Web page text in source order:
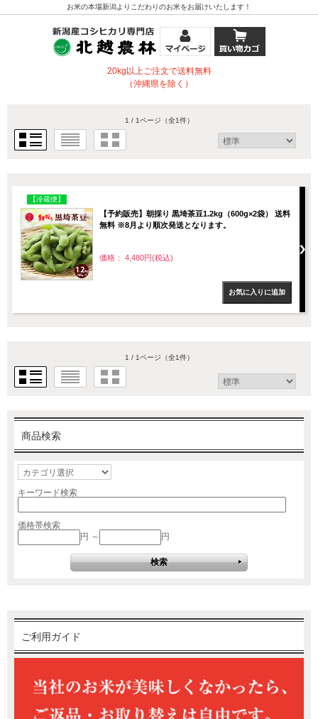
お米の本場新潟よりこだわりのお米をお届けいたします！
20kg以上ご注文で送料無料
（沖縄県を除く）
1 / 1ページ （全1件）
【冷蔵便】
【予約販売】朝採り 黒埼茶豆1.2kg（600g×2袋） 送料
無料 ※8月より順次発送となります。
価格： 4,480円(税込)
1 / 1ページ （全1件）
商品検索
キーワード検索
価格帯検索
円 ～
円
ご利用ガイド